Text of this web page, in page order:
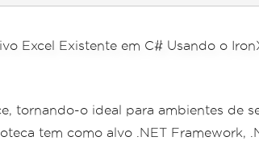
tornando-o ideal para ambientes de
tem como alvo .NET Framework,